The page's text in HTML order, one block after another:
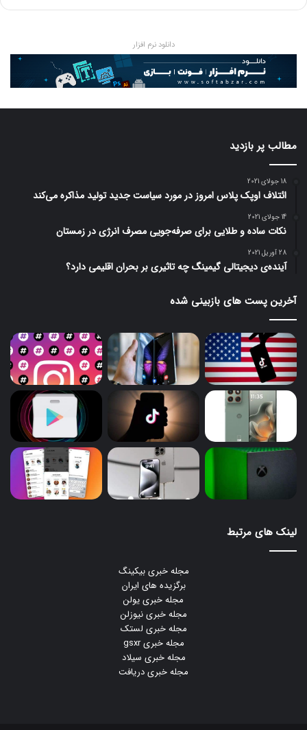
دانلود نرم افزار
مطالب پر بازدید
18 جولای 2021
ائتلاف اوپک پلاس امروز در مورد سیاست جدید تولید مذاکره می‌کند
14 جولای 2021
نکات ساده و طلایی برای صرفه‌جویی مصرف انرژی در زمستان
28 آوریل 2021
آینده‌ی دیجیتالی گیمینگ چه تاثیری بر بحران اقلیمی دارد؟
آخرین پست های بازبینی شده
لینک های مرتبط
مجله خبری بیکینگ
برگزیده های ایران
مجله خبری یولن
مجله خبری نیوزلن
مجله خبری لستک
مجله خبری gsxr
مجله خبری سیلاد
مجله خبری دریافت